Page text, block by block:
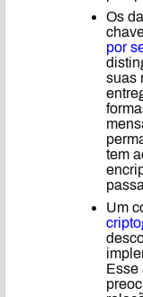
Os
por
suas
tem
Um
Esse